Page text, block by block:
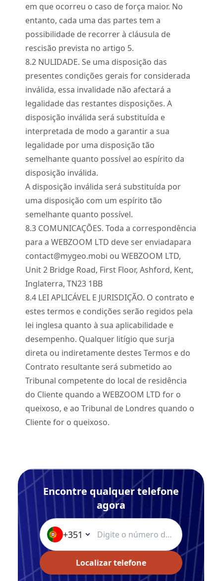
em que ocorreu o caso de força maior. No
entanto, cada uma das partes tem a
possibilidade de recorrer à cláusula de
rescisão prevista no artigo 5.
8.2NULIDADE. Se uma disposição das
presentes condições gerais for considerada
inválida, essa invalidade não afectará a
legalidade das restantes disposições. A
disposição inválida será substituída e
interpretada de modo a garantir a sua
legalidade por uma disposição tão
semelhante quanto possível ao espírito da
disposição inválida.
A disposição inválida será substituída por
uma disposição com um espírito tão
semelhante quanto possível.
8.3COMUNICAÇÕES. Toda a correspondência
para a WEBZOOM LTD deve ser enviadapara
contact@mygeo.mobi ou WEBZOOM LTD,
Unit 2 Bridge Road, First Floor, Ashford, Kent,
Inglaterra, TN23 1BB
8.4LEI APLICÁVEL E JURISDIÇÃO. O contrato e
estes termos e condições serão regidos pela
lei inglesa quanto à sua aplicabilidade e
desempenho. Qualquer litígio que surja
direta ou indiretamente destes Termos e do
Contrato resultante será submetido ao
Tribunal competente do local de residência
do Cliente quando a WEBZOOM LTD for o
queixoso, e ao Tribunal de Londres quando o
Cliente for o queixoso.
Encontre qualquer telefone
agora
+351
Localizar telefone